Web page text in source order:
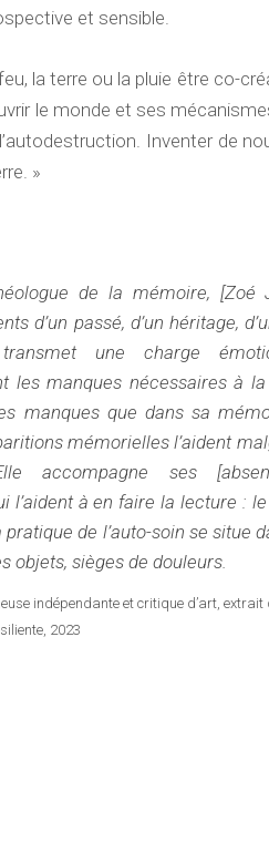
et sensible.
la terre ou la pluie être co-
le monde et ses
Inventer de
»
de la mémoire, [Zoé
d’un passé, d’un héritage,
une charge
les manques nécessaires à la
manques que dans sa
mémorielles l’aident
accompagne ses
l’aident à en faire la lecture :
de l’auto-soin se situe
objets, sièges de douleurs.
indépendante et critique d’art, extrait
2023